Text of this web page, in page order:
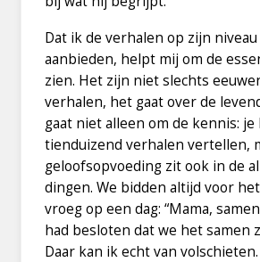
Dat ik de verhalen op zijn
aanbieden, helpt mij om de
zien. Het zijn niet slechts
verhalen, het gaat over de
gaat niet alleen om de kennis:
tienduizend verhalen vertellen,
geloofsopvoeding zit ook in de
dingen. We bidden altijd voor
vroeg op een dag: “Mama,
had besloten dat we het samen
Daar kan ik echt van